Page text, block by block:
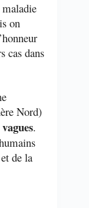
on
cas dans
Nord)
.
de la